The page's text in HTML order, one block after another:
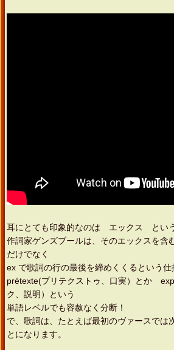
耳にとても印象的なのは エックス とい
作詞家ゲンズブールは、そのエックスを含
だけでなく
ex で歌詞の行の最後を締めくくるという仕
prétexte(プリテクストゥ、口実）とか
ク、説明）という
単語レベルでも容赦なく分断！
で、歌詞は、たとえば最初のヴァースでは
とになります。